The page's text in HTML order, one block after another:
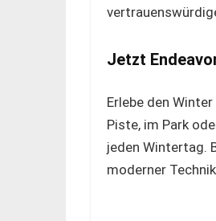
Jetzt
Erlebe den
Piste, im Park
jeden Wintertag.
moderner